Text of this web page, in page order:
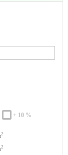
+ 10 %
2
2